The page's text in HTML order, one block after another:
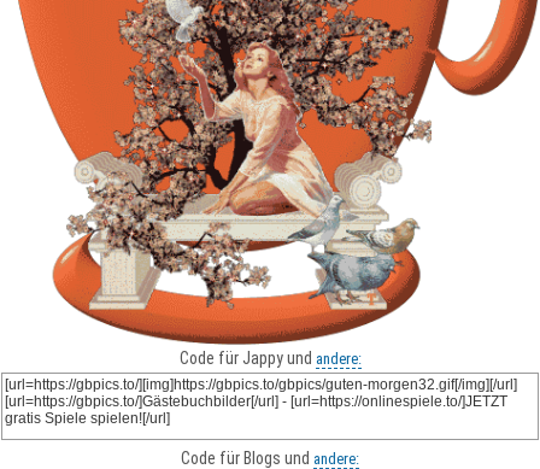
Code für Jappy und andere:
Code für Blogs und andere: